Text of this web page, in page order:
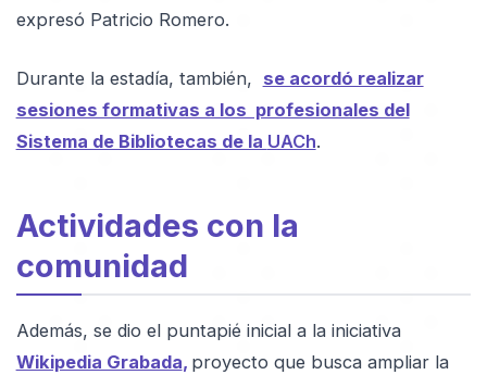
expresó Patricio Romero.
Durante la estadía, también, se acordó realizar
sesiones formativas a los profesionales del
Sistema de Bibliotecas de la UACh.
Actividades con la
comunidad
Además, se dio el puntapié inicial a la iniciativa
Wikipedia Grabada, proyecto que busca ampliar la